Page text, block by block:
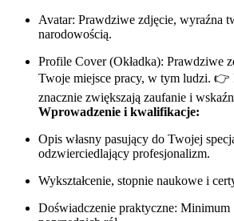
Avatar: Prawdziwe zdjęcie, wyraźna
narodowością.
Profile Cover (Okładka): Prawdziwe
Twoje miejsce pracy, w tym ludzi. 👉
znacznie zwiększają zaufanie i
Wprowadzenie i kwalifikacje:
Opis własny pasujący do Twojej
odzwierciedlający profesjonalizm.
Wykształcenie, stopnie naukowe i
Doświadczenie praktyczne: Minimum